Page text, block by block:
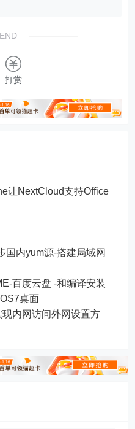
打赏
让NextCloud支持Office
国内yum源-搭建局域网
百度云盘 -和编译安装
桌面
内网访问外网设置方